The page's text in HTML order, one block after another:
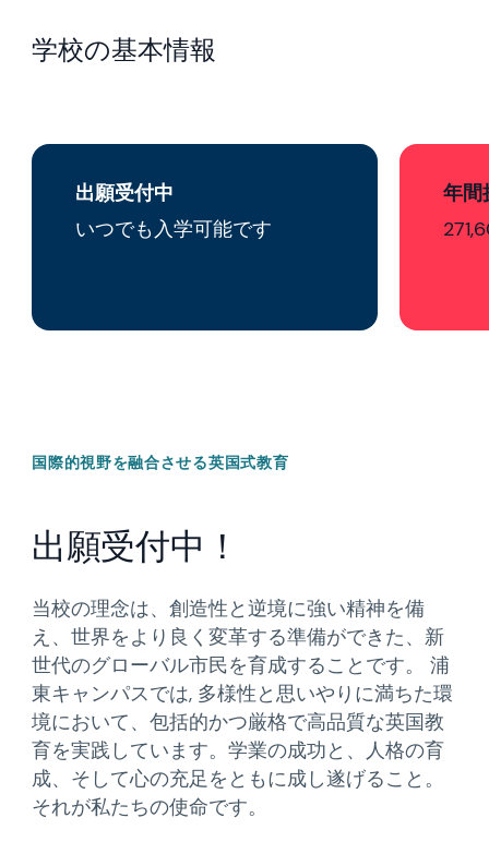
学校の基本情報
出願受付中
いつでも入学可能です
年間
国際的視野を融合させる英国式教育
出願受付中！
当校の理念は、創造性と逆境に強い精神を備
え、世界をより良く変革する準備ができた、新
世代のグローバル市民を育成することです。 浦
東キャンパスでは, 多様性と思いやりに満ちた環
境において、包括的かつ厳格で高品質な英国教
育を実践しています。学業の成功と、人格の育
成、そして心の充足をともに成し遂げること。
それが私たちの使命です。